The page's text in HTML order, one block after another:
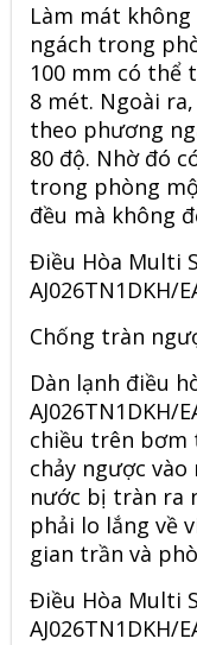
Làm mát
ngách trong
100 mm có thể
8 mét. Ngoài
theo phương
80 độ. Nhờ đó
trong phòng
đều mà không
Điều Hòa Multi
AJ026TN1DKH/
Chống tràn
Dàn lạnh điều
AJ026TN1DKH/
chiều trên bơm
chảy ngược
nước bị tràn ra
phải lo lắng về
gian trần và
Điều Hòa Multi
AJ026TN1DKH/